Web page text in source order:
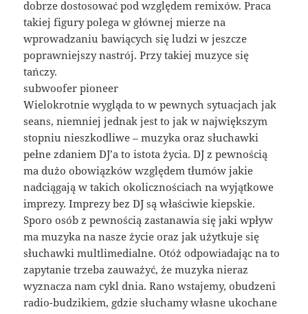
dobrze dostosować pod względem remixów. Praca
takiej figury polega w głównej mierze na
wprowadzaniu bawiących się ludzi w jeszcze
poprawniejszy nastrój. Przy takiej muzyce się
tańczy.
subwoofer pioneer
Wielokrotnie wygląda to w pewnych sytuacjach jak
seans, niemniej jednak jest to jak w największym
stopniu nieszkodliwe – muzyka oraz słuchawki
pełne zdaniem DJ’a to istota życia. DJ z pewnością
ma dużo obowiązków względem tłumów jakie
nadciągają w takich okolicznościach na wyjątkowe
imprezy. Imprezy bez DJ są właściwie kiepskie.
Sporo osób z pewnością zastanawia się jaki wpływ
ma muzyka na nasze życie oraz jak użytkuje się
słuchawki multlimedialne. Otóż odpowiadając na to
zapytanie trzeba zauważyć, że muzyka nieraz
wyznacza nam cykl dnia. Rano wstajemy, obudzeni
radio-budzikiem, gdzie słuchamy własne ukochane